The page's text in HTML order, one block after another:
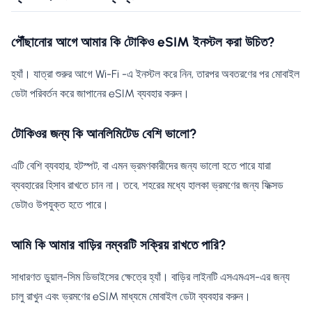
পৌঁছানোর আগে আমার কি টোকিও eSIM ইনস্টল করা উচিত?
হ্যাঁ। যাত্রা শুরুর আগে Wi-Fi -এ ইনস্টল করে নিন, তারপর অবতরণের পর মোবাইল
ডেটা পরিবর্তন করে জাপানের eSIM ব্যবহার করুন।
টোকিওর জন্য কি আনলিমিটেড বেশি ভালো?
এটি বেশি ব্যবহার, হটস্পট, বা এমন ভ্রমণকারীদের জন্য ভালো হতে পারে যারা
ব্যবহারের হিসাব রাখতে চান না। তবে, শহরের মধ্যে হালকা ভ্রমণের জন্য ফিক্সড
ডেটাও উপযুক্ত হতে পারে।
আমি কি আমার বাড়ির নম্বরটি সক্রিয় রাখতে পারি?
সাধারণত ডুয়াল-সিম ডিভাইসের ক্ষেত্রে হ্যাঁ। বাড়ির লাইনটি এসএমএস-এর জন্য
চালু রাখুন এবং ভ্রমণের eSIM মাধ্যমে মোবাইল ডেটা ব্যবহার করুন।